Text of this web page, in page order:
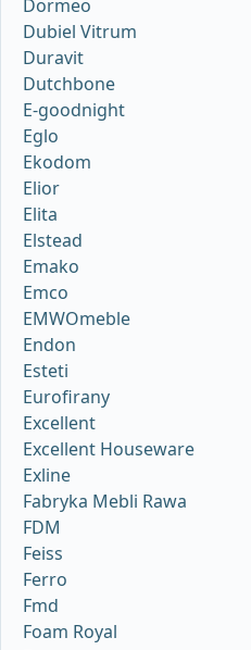
Dormeo
Dubiel Vitrum
Duravit
Dutchbone
E-goodnight
Eglo
Ekodom
Elior
Elita
Elstead
Emako
Emco
EMWOmeble
Endon
Esteti
Eurofirany
Excellent
Excellent Houseware
Exline
Fabryka Mebli Rawa
FDM
Feiss
Ferro
Fmd
Foam Royal